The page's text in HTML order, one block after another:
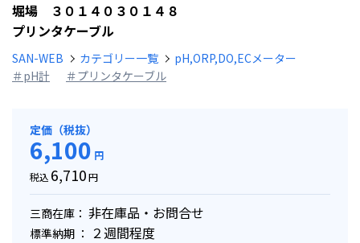
堀場 ３０１４０３０１４８
プリンタケーブル
SAN-WEB カテゴリー一覧
pH,ORP,DO,ECメーター
＃pH計
＃プリンタケーブル
定価（税抜）
6,100 円
税込 6,710円
三商在庫： 非在庫品・お問合せ
標準納期 ： ２週間程度